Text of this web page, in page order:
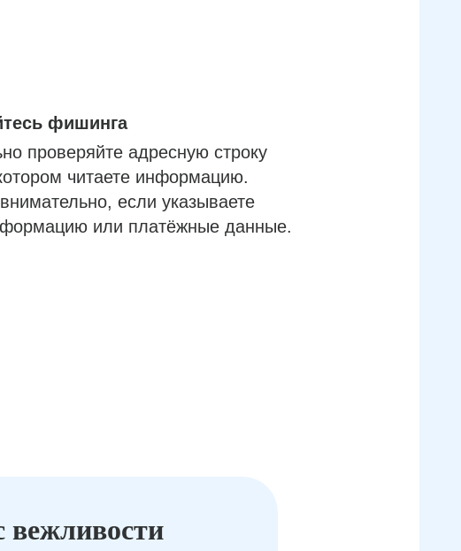
фишинга
проверяйте адресную строку
читаете информацию.
если указываете
или платёжные данные.
вежливости